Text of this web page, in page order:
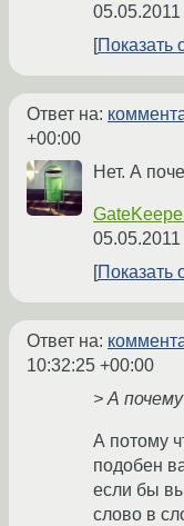
Показать
Ответ на:
+00:00
Нет. А
Показать
Ответ на:
10:32:25 +00:00
> А
А потому
подобен
если бы
слово в